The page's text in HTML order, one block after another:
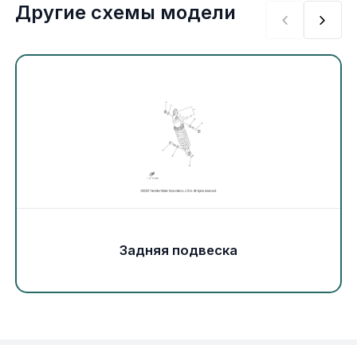
Движители (гребные винты)
Якорное оборудование
Другие схемы модели
Задняя подвеска